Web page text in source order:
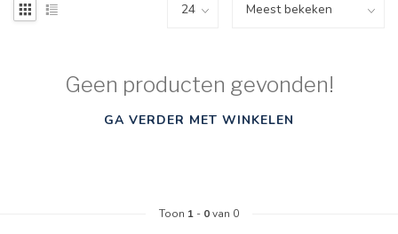
Geen producten gevonden!
GA VERDER MET WINKELEN
Toon 1 - 0van 0